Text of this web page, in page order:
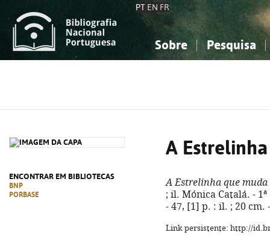
PT EN FR
Sobre Pesquisa
ENCONTRAR EM BIBLIOTECAS
BNP
PORBASE
A
A Estrelinha que muda
; il. Mónica Catalá. -
- 47, [1] p. : il. ; 20 cm.
Link persistente: http://